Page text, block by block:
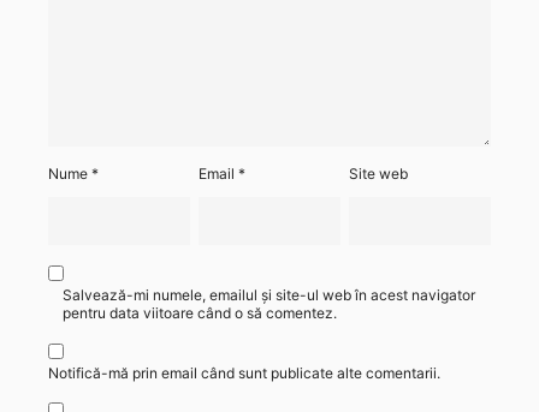
Nume * Email* Site web
Salvează-mi numele, emailul și site-ul web în acest navigator
pentru data viitoare când o să comentez.
Notifică-mă prin email când sunt publicate alte comentarii.